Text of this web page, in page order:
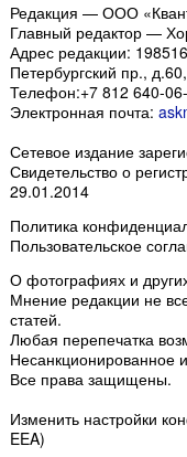
Редакция — ООО
Главный редактор —
Адрес редакции: 198516
Петербургский пр.,
Телефон:+7 812 640-
Электронная почта:
Сетевое издание
Свидетельство о
29.01.2014
Политика
Пользовательское
О фотографиях и
Мнение редакции не
статей.
Любая перепечатка
Несанкционированное
Все права защищены.
Изменить настройки
EEA)